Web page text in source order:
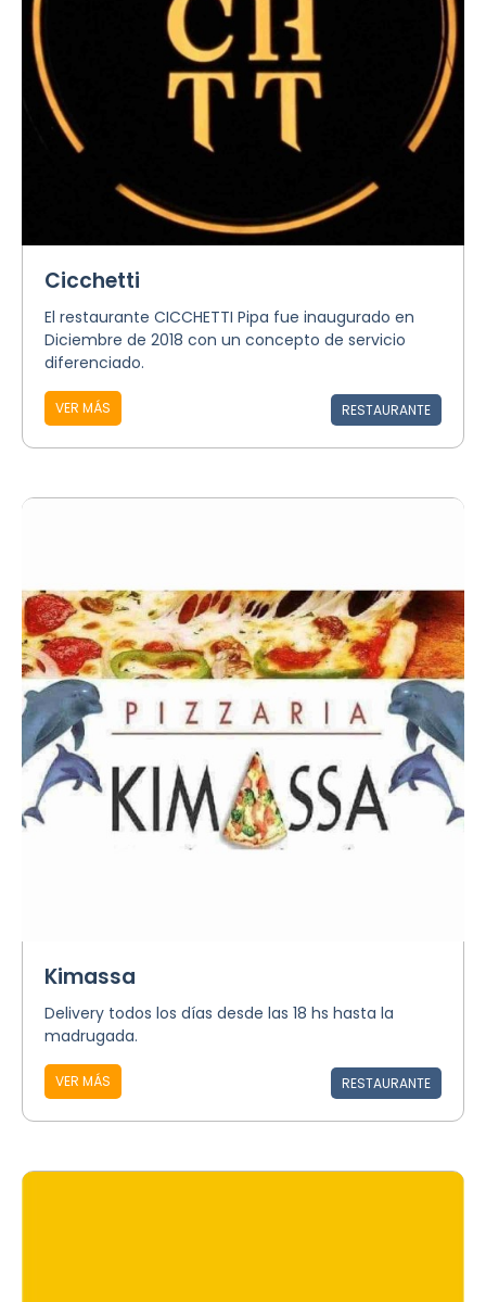
Cicchetti
El restaurante CICCHETTI Pipa fue inaugurado en
Diciembre de 2018 con un concepto de servicio
diferenciado.
VER MÁS RESTAURANTE
Kimassa
Delivery todos los días desde las 18 hs hasta la
madrugada.
VER MÁS RESTAURANTE